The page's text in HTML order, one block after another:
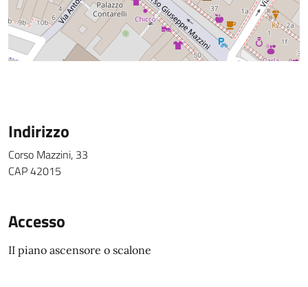
Indirizzo
Corso Mazzini, 33
CAP 42015
Accesso
II piano ascensore o scalone